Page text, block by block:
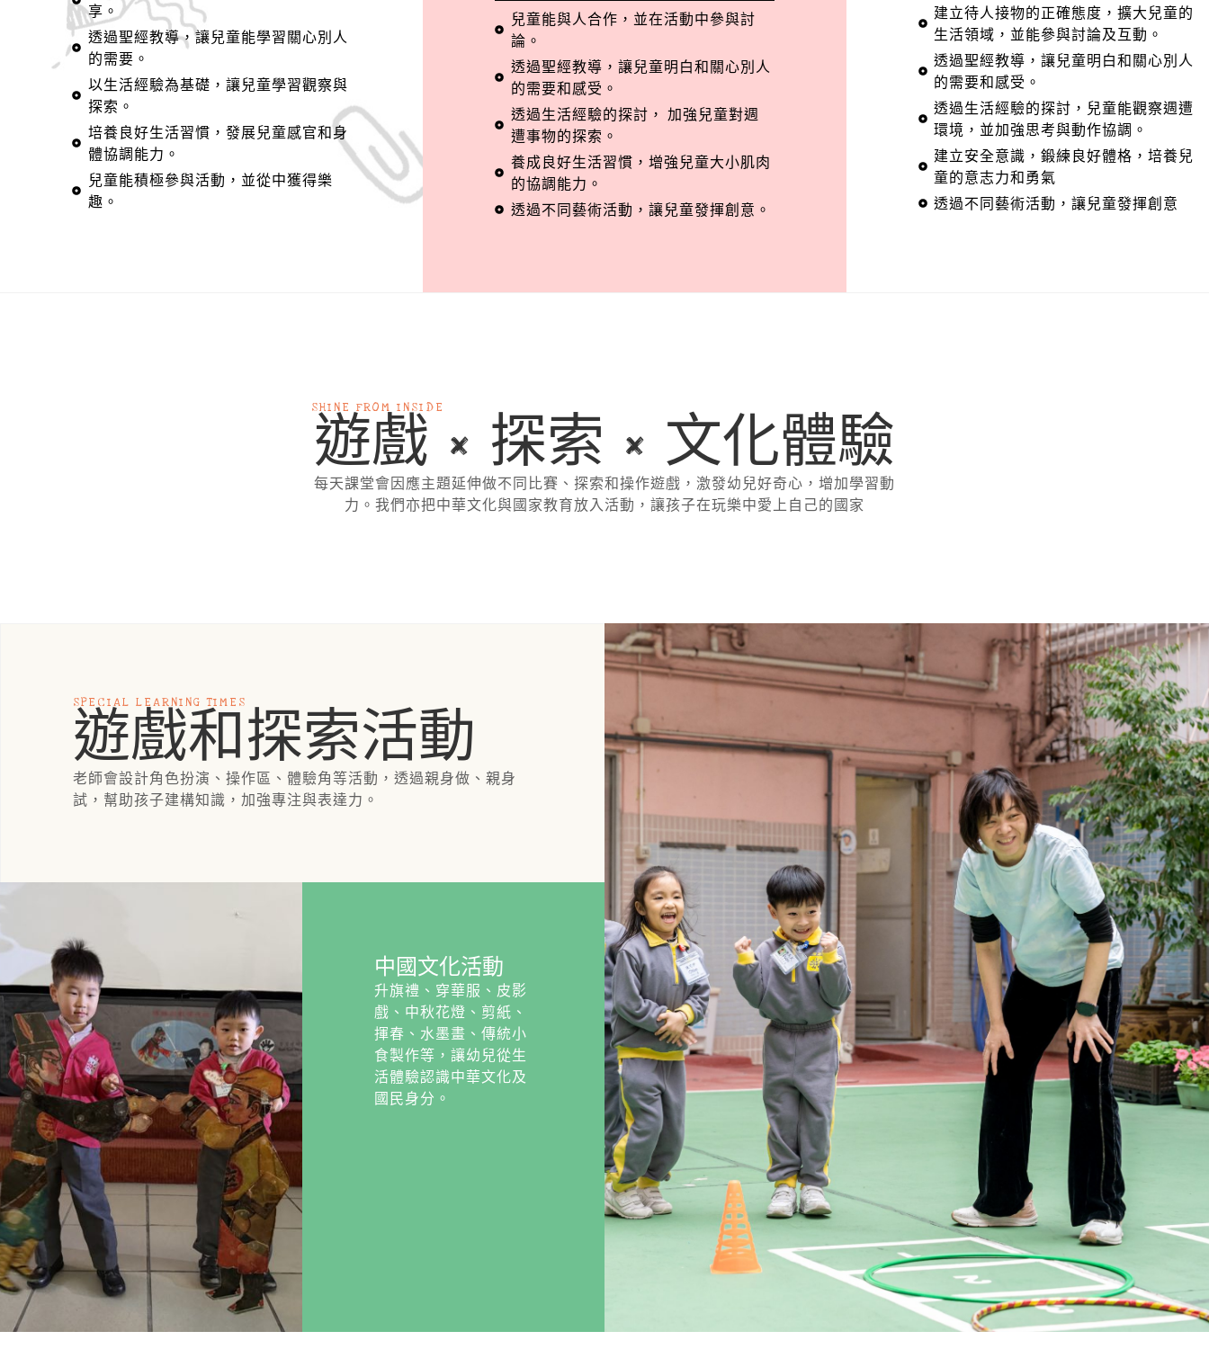
享。
透過聖經教導，讓兒童能學習關心別人
的需要。
以生活經驗為基礎，讓兒童學習觀察與
探索。
培養良好生活習慣，發展兒童感官和身
體協調能力。
兒童能積極參與活動，並從中獲得樂
趣。
兒童能與人合作，並在活動中參與討
論。
透過聖經教導，讓兒童明白和關心別人
的需要和感受。
透過生活經驗的探討， 加強兒童對週
遭事物的探索。
養成良好生活習慣，增強兒童大小肌肉
的協調能力。
透過不同藝術活動，讓兒童發揮創意。
建立待人接物的正確態度，擴大兒童的
生活領域，並能參與討論及互動。
透過聖經教導，讓兒童明白和關心別人
的需要和感受。​
透過生活經驗的探討，兒童能觀察週遭
環境，並加強思考與動作協調。
建立安全意識，鍛練良好體格，培養兒
童的意志力和勇氣
透過不同藝術活動，讓兒童發揮創意
SHINE FROM INSIDE
遊戲 × 探索 × 文化體驗
每天課堂會因應主題延伸做不同比賽、探索和操作遊戲，激發幼兒好奇心，增加學習動
力。我們亦把中華文化與國家教育放入活動，讓孩子在玩樂中愛上自己的國家
SPECIAL LEARNING TIMES
遊戲和探索活動
老師會設計角色扮演、操作區、體驗角等活動，透過親身做、親身
試，幫助孩子建構知識，加強專注與表達力。
中國文化活動
升旗禮、穿華服、皮影
戲、中秋花燈、剪紙、
揮春、水墨畫、傳統小
食製作等，讓幼兒從生
活體驗認識中華文化及
國民身分。